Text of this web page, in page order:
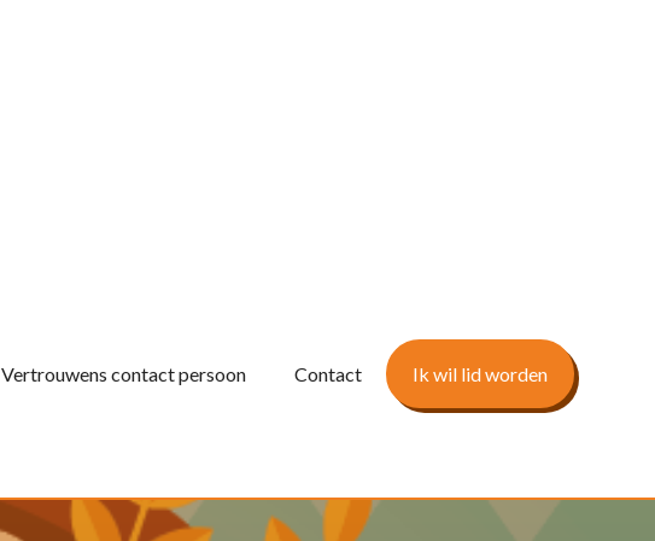
Vertrouwens contact persoon Contact Ik wil lid worden